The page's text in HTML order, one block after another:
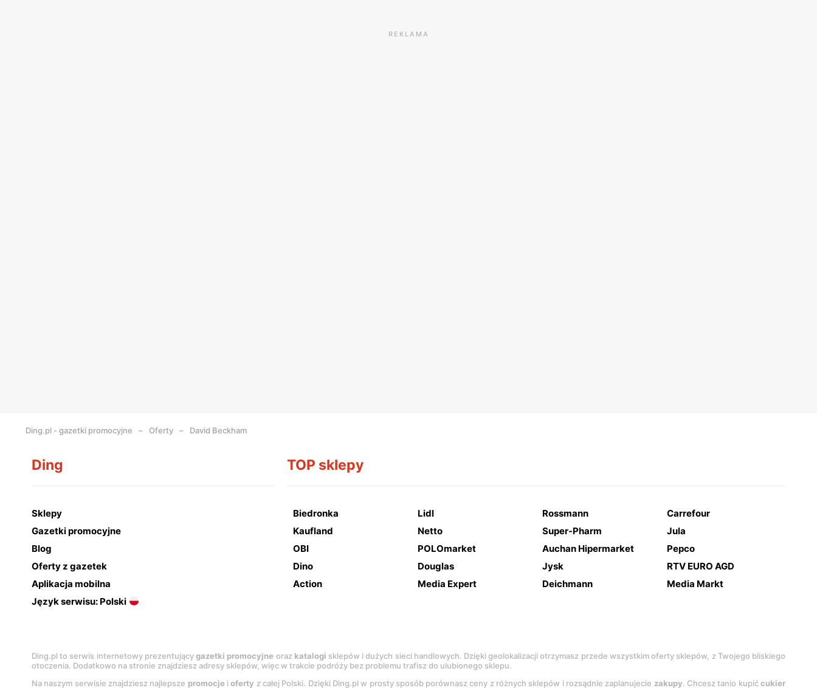
REKLAMA
Ding.pl - gazetki promocyjne Oferty David Beckham
Ding
Sklepy
Gazetki promocyjne
Blog
Oferty z gazetek
Aplikacja mobilna
Język serwisu: Polski
TOP sklepy
Biedronka Lidl Rossmann
Carrefour
Kaufland
Netto Super-Pharm
Jula
OBI
POLOmarket Auchan Hipermarket
Pepco
Dino
Douglas Jysk
RTV EURO AGD
Action
Media Expert Deichmann Media Markt
Ding.pl to serwis internetowy prezentującygazetki promocyjne oraz katalogi sklepów i dużych sieci handlowych. Dzięki geolokalizacji otrzymasz przede wszystkim oferty sklepów, z Twojego bliskiego
otoczenia. Dodatkowo na stronie znajdziesz adresy sklepów, więc w trakcie podróży bez problemu trafisz do ulubionego sklepu.
Na naszym serwisie znajdziesz najlepsze promocje ioferty z całej Polski. Dzięki Ding.pl w prosty sposób porównasz ceny z różnych sklepów i rozsądnie zaplanujecie zakupy. Chcesz tanio kupićcukier